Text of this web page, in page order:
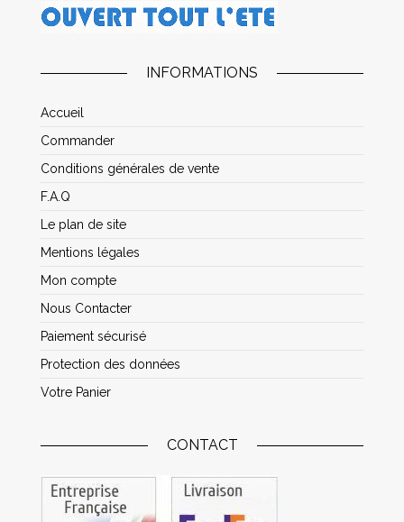
INFORMATIONS
Accueil
Commander
Conditions générales de vente
F.A.Q
Le plan de site
Mentions légales
Mon compte
Nous Contacter
Paiement sécurisé
Protection des données
Votre Panier
CONTACT